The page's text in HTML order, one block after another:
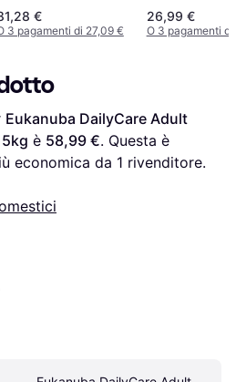
€
3 pagamenti di 27,09 €
26,99 €
O 3 pagamenti di
Eukanuba DailyCare Adult
è 58,99 €. Questa è
economica da 1 rivenditore.